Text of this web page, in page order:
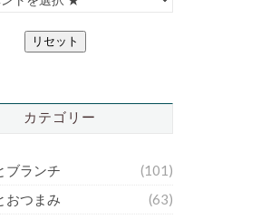
リセット
カテゴリー
ブランチ
(101)
おつまみ
(63)